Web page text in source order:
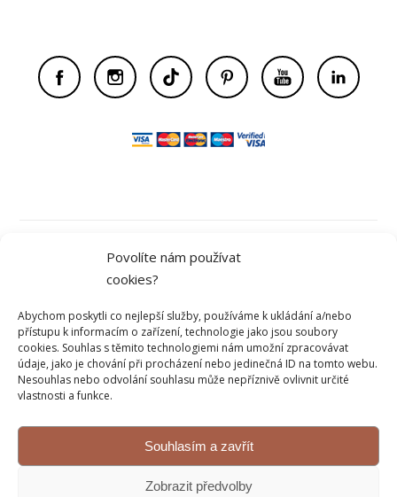
Povolíte nám používat
cookies?
Abychom poskytli co nejlepší služby, používáme k ukládání a/nebo
přístupu k informacím o zařízení, technologie jako jsou soubory
cookies. Souhlas s těmito technologiemi nám umožní zpracovávat
údaje, jako je chování při procházení nebo jedinečná ID na tomto webu.
Nesouhlas nebo odvolání souhlasu může nepříznivě ovlivnit určité
vlastnosti a funkce.
Souhlasím a zavřít
Zobrazit předvolby
Obchodní podmínky
Ochrana osobních údajů
Kontakt
Reklamace a vrácení
© 2026 Sweetflow.cz